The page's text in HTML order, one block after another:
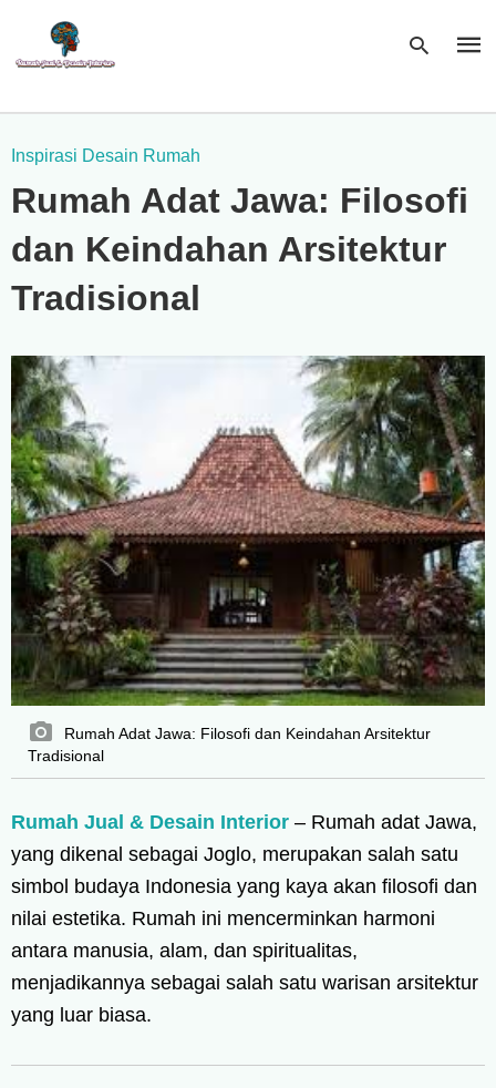
your
Inspirasi Desain Rumah
Rumah Adat Jawa: Filosofi
dan Keindahan Arsitektur
Tradisional
Rumah Adat Jawa: Filosofi dan Keindahan Arsitektur
Tradisional
Rumah Jual & Desain Interior – Rumah adat Jawa,
yang dikenal sebagai Joglo, merupakan salah satu
simbol budaya Indonesia yang kaya akan filosofi dan
nilai estetika. Rumah ini mencerminkan harmoni
antara manusia, alam, dan spiritualitas,
menjadikannya sebagai salah satu warisan arsitektur
yang luar biasa.